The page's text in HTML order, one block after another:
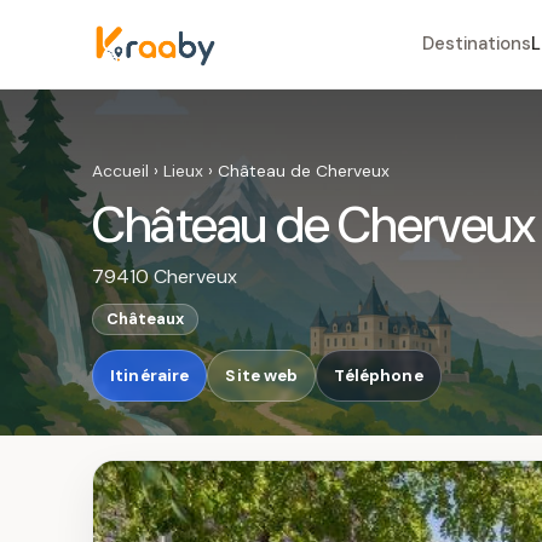
Destinations
Accueil › Lieux › Château de Cherveux
Château de Cherveux
79410 Cherveux
Châteaux
Itinéraire Site web Téléphone